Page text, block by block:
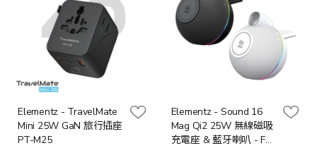
Elementz - TravelMate
Mini 25W GaN 旅行插座
PT-M25
Elementz - Sound 16
Mag Qi2 25W 無線磁吸
充電座 & 藍牙喇叭 - FC-